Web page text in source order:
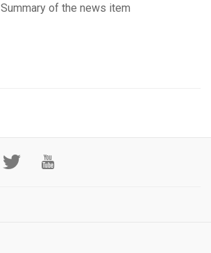
Summary of the news item